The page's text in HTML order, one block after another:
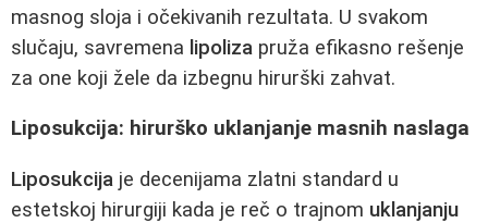
masnog sloja i očekivanih rezultata. U svakom
slučaju, savremena lipoliza pruža efikasno rešenje
za one koji žele da izbegnu hirurški zahvat.
Liposukcija: hirurško uklanjanje masnih naslaga
Liposukcija je decenijama zlatni standard u
estetskoj hirurgiji kada je reč o trajnom uklanjanju